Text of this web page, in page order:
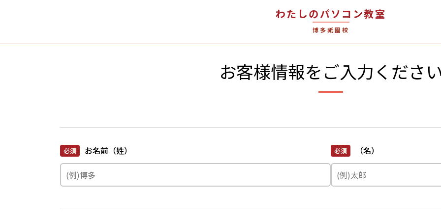
わたしのパソコン教室
博多祇園校
お客様情報をご入力くださ
お名前（姓）
必須 （名）
必須